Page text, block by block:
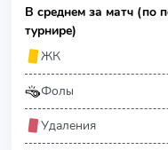
В среднем за матч (по
турнире)
ЖК
Фолы
Удаления